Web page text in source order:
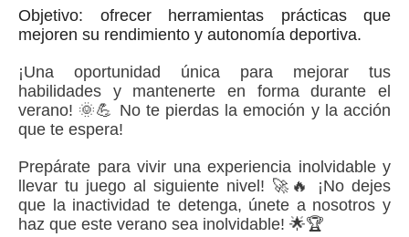
Objetivo: ofrecer herramientas prácticas que
mejoren su rendimiento y autonomía deportiva.
¡Una oportunidad única para mejorar tus
habilidades y mantenerte en forma durante el
verano! 🌞💪 No te pierdas la emoción y la acción
que te espera!
Prepárate para vivir una experiencia inolvidable y
llevar tu juego al siguiente nivel! 🚀🔥 ¡No dejes
que la inactividad te detenga, únete a nosotros y
haz que este verano sea inolvidable! 🌟🏆